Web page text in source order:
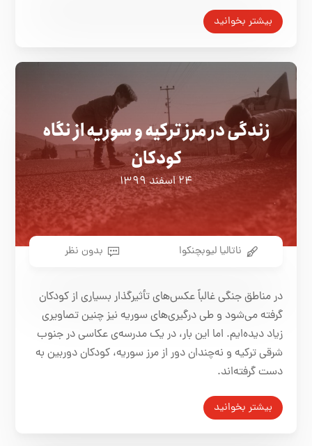
بیشتر بخوانید
زندگی در مرز ترکیه و سوریه از نگاه
کودکان
۲۴ اسفند ۱۳۹۹
ناتالیا لیوبچنکوا بدون نظر
در مناطق جنگی غالباً عکس‌های تأثیرگذار بسیاری از کودکان
گرفته می‌شود و طی درگیری‌های سوریه نیز چنین تصاویری
زیاد دیده‌ایم. اما این بار، در یک مدرسه‌ی عکاسی در جنوب
شرقی ترکیه و نه‌چندان دور از مرز سوریه، کودکان دوربین به
دست گرفته‌اند.
بیشتر بخوانید